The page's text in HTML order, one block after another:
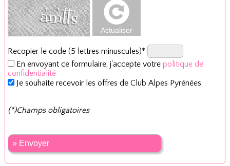
Recopier le code (5 lettres minuscules)*
En envoyant ce formulaire, j'accepte votre politique de
confidentialité
Je souhaite recevoir les offres de Club Alpes Pyrénées
(*)Champs obligatoires
» Envoyer